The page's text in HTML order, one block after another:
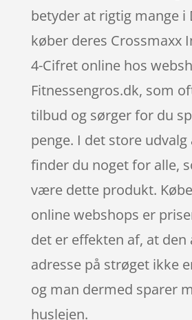
betyder at rigtig mange i
køber deres Crossmaxx
4-Cifret online hos
Fitnessengros.dk, som
tilbud og sørger for du
penge. I det store udvalg
finder du noget for alle,
være dette produkt.
online webshops er
det er effekten af, at
adresse på strøget ikke
og man dermed sparer
huslejen.